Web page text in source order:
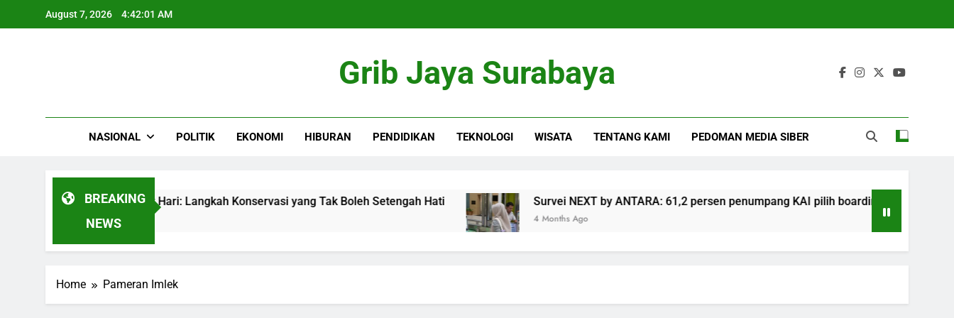
August 7, 2026 4:42:01 AM
Grib Jaya Surabaya
NASIONAL POLITIK EKONOMI HIBURAN PENDIDIKAN TEKNOLOGI WISATA TENTANG KAMI PEDOMAN MEDIA SIBER
BREAKING
NEWS
1.000 Wisatawan Per Hari: Langkah Konservasi yang Tak Boleh Setengah Hati Survei NEXT by ANTARA: 61,2 persen penumpang KAI pilih boarding manual
4 Months Ago
Home Pameran Imlek